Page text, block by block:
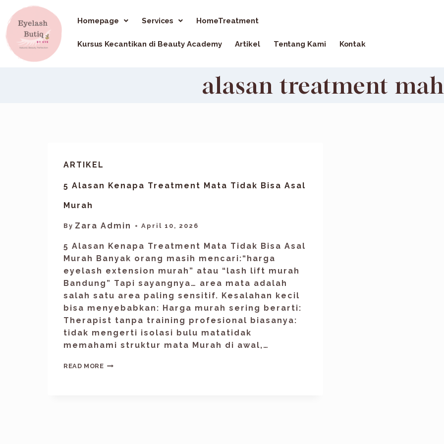
Homepage Services HomeTreatment
Kursus Kecantikan di Beauty Academy Artikel Tentang Kami Kontak
alasan treatment
ARTIKEL
5 Alasan Kenapa Treatment Mata Tidak Bisa Asal
Murah
By Zara Admin April 10, 2026
5 Alasan Kenapa Treatment Mata Tidak Bisa Asal
Murah Banyak orang masih mencari:“harga
eyelash extension murah” atau “lash lift murah
Bandung” Tapi sayangnya… area mata adalah
salah satu area paling sensitif. Kesalahan kecil
bisa menyebabkan: Harga murah sering berarti:
Therapist tanpa training profesional biasanya:
tidak mengerti isolasi bulu matatidak
memahami struktur mata Murah di awal,…
READ MORE